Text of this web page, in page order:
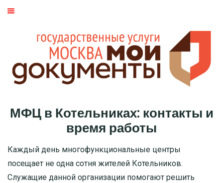
МФЦ в Котельниках: контакты и
время работы
Каждый день многофункциональные центры
посещает не одна сотня жителей Котельников.
Служащие данной организации помогают решить
СТАТЬИ
БАСМАННЫЙ РАЙОН
МОЖАЙСКИЙ